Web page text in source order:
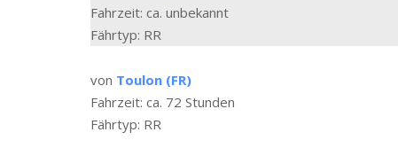
Fahrzeit: ca. unbekannt
Fährtyp: RR
von Toulon (FR)
Fahrzeit: ca. 72 Stunden
Fährtyp: RR